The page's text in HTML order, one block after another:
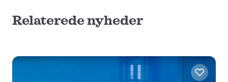
Relaterede nyheder